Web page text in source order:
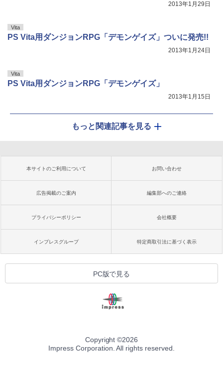
2013年1月29日
Vita
PS Vita用ダンジョンRPG「デモンゲイズ」ついに発売!!
2013年1月24日
Vita
PS Vita用ダンジョンRPG「デモンゲイズ」
2013年1月15日
もっと関連記事を見る
本サイトのご利用について お問い合わせ
広告掲載のご案内 編集部へのご連絡
プライバシーポリシー 会社概要
インプレスグループ 特定商取引法に基づく表示
PC版で見る
Copyright ©2026
Impress Corporation. All rights reserved.